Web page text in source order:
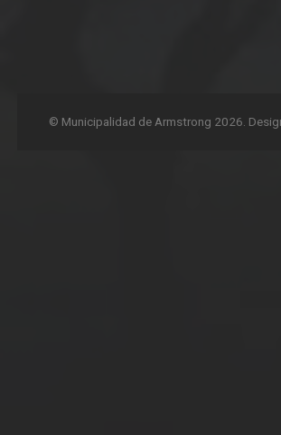
© Municipalidad de Armstrong 2026.